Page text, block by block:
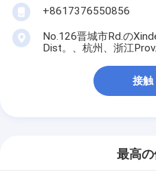
+8617376550856
No.126晋城市Rd.の
Dist。、杭州、浙江
接触
最高